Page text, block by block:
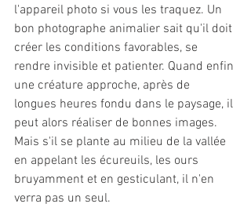
l'appareil photo si vous les traquez. Un
bon photographe animalier sait qu'il doit
créer les conditions favorables, se
rendre invisible et patienter. Quand enfin
une créature approche, après de
longues heures fondu dans le paysage, il
peut alors réaliser de bonnes images.
Mais s'il se plante au milieu de la vallée
en appelant les écureuils, les ours
bruyamment et en gesticulant, il n'en
verra pas un seul.